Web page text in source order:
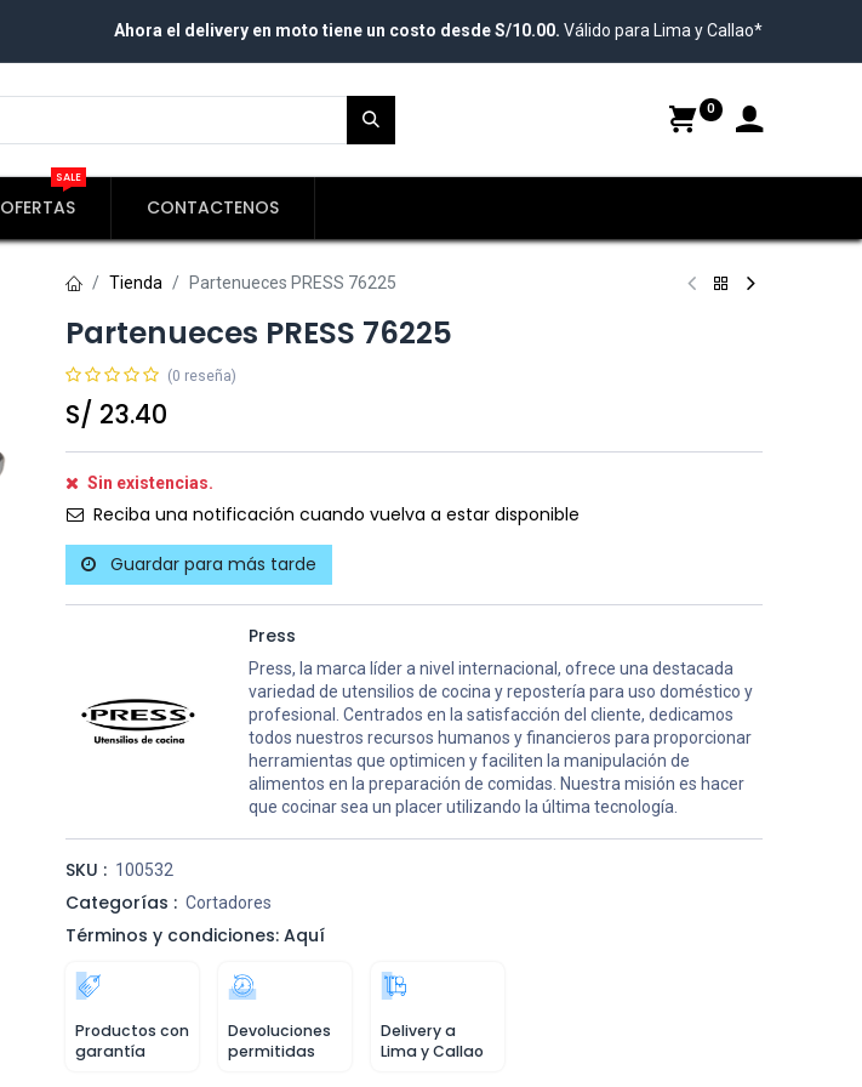
Ahora el delivery en moto tiene un costo desde S/10.00. Válido para Lima y Callao*
0
OFERTAS
SALE
CONTACTENOS
Tienda Partenueces PRESS 76225
Partenueces PRESS 76225
(0 reseña)
S/ 23.40
Sin existencias.
Reciba una notificación cuando vuelva a estar disponible
Guardar para más tarde
Press
Press, la marca líder a nivel internacional, ofrece una destacada
variedad de utensilios de cocina y repostería para uso doméstico y
profesional. Centrados en la satisfacción del cliente, dedicamos
todos nuestros recursos humanos y financieros para proporcionar
herramientas que optimicen y faciliten la manipulación de
alimentos en la preparación de comidas. Nuestra misión es hacer
que cocinar sea un placer utilizando la última tecnología.
SKU : 100532
Categorías : Cortadores
Términos y condiciones: Aquí
Productos con
garantía
Devoluciones
permitidas
Delivery a
Lima y Callao